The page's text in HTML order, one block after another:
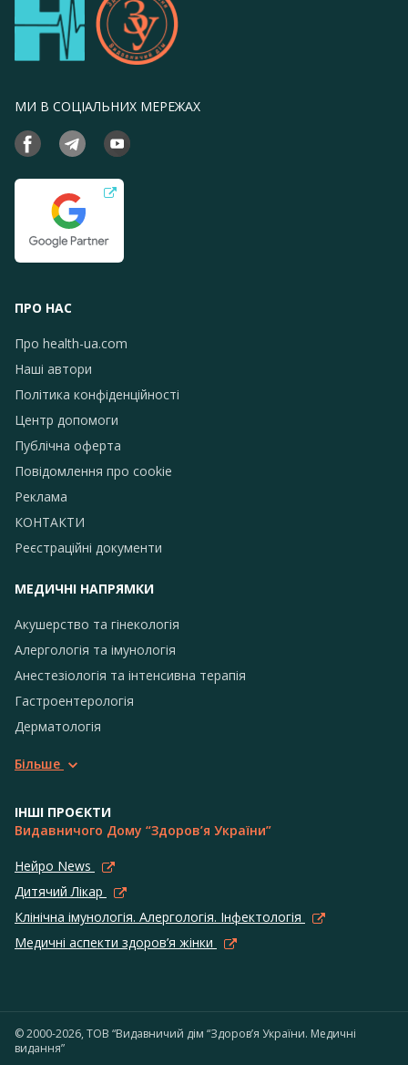
МИ В СОЦІАЛЬНИХ МЕРЕЖАХ
ПРО НАС
Про health-ua.com
Наші автори
Політика конфіденційності
Центр допомоги
Публічна оферта
Повідомлення про сookie
Реклама
КОНТАКТИ
Реєстраційні документи
МЕДИЧНІ НАПРЯМКИ
Акушерство та гінекологія
Алергологія та імунологія
Анестезіологія та інтенсивна терапія
Гастроентерологія
Дерматологія
Більше
ІНШІ ПРОЄКТИ
Видавничого Дому “Здоров’я України”
Нейро News
Дитячий Лікар
Клінічна імунологія. Алергологія. Інфектологія
Медичні аспекти здоров’я жінки
© 2000-2026, ТОВ “Видавничий дім “Здоров’я України. Медичні
видання”